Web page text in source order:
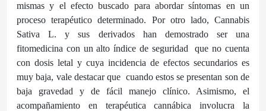
mismas y el efecto buscado para abordar síntomas en un
proceso terapéutico determinado. Por otro lado, Cannabis
Sativa L. y sus derivados han demostrado ser una
fitomedicina con un alto índice de seguridad
que no cuenta
con dosis letal y cuya incidencia de efectos secundarios es
muy baja, vale destacar que cuando estos se presentan son de
baja gravedad y de fácil manejo clínico. Asimismo, el
acompañamiento en terapéutica cannábica involucra la